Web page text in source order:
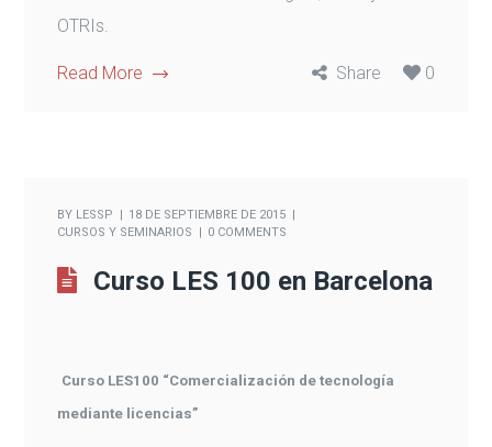
OTRIs.
Read More Share 0
BY LESSP
18 DE SEPTIEMBRE DE 2015
CURSOS Y SEMINARIOS
0 COMMENTS
Curso LES 100 en Barcelona
Curso LES100 “Comercialización de tecnología
mediante licencias”